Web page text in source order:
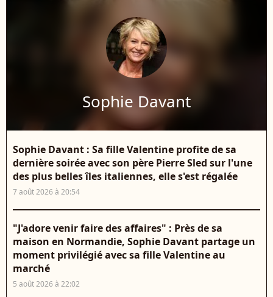
Sophie Davant
Sophie Davant : Sa fille Valentine profite de sa
dernière soirée avec son père Pierre Sled sur l'une
des plus belles îles italiennes, elle s'est régalée
7 août 2026 à 20:54
"J'adore venir faire des affaires" : Près de sa
maison en Normandie, Sophie Davant partage un
moment privilégié avec sa fille Valentine au
marché
5 août 2026 à 22:02